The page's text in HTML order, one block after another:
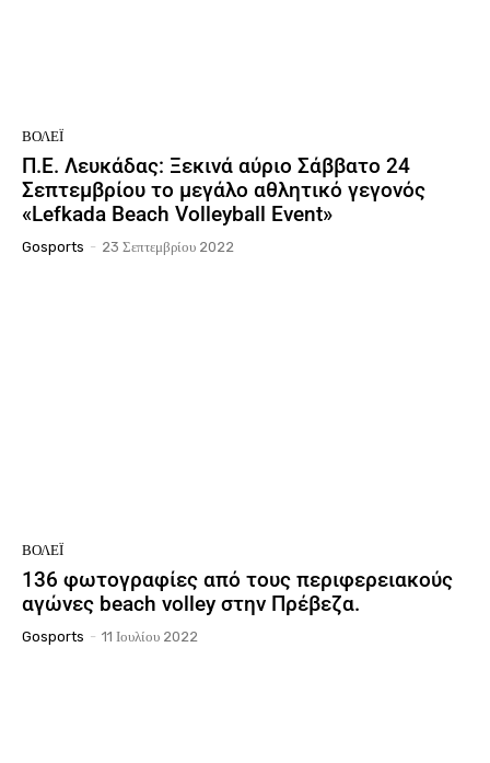
ΒΌΛΕΪ
Π.Ε. Λευκάδας: Ξεκινά αύριο Σάββατο 24
Σεπτεμβρίου το μεγάλο αθλητικό γεγονός
«Lefkada Beach Volleyball Event»
Gosports - 23 Σεπτεμβρίου 2022
ΒΌΛΕΪ
136 φωτογραφίες από τους περιφερειακούς
αγώνες beach volley στην Πρέβεζα.
Gosports - 11 Ιουλίου 2022